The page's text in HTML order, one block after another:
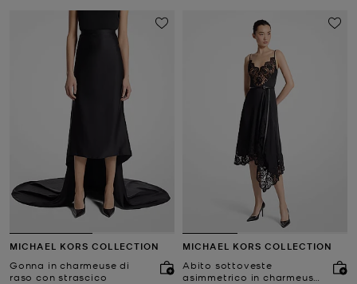
MICHAEL KORS COLLECTION
Gonna in charmeuse di
raso con strascico
MICHAEL KORS COLLECTION
Abito sottoveste
asimmetrico in charmeuse